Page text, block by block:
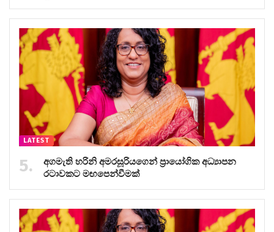
LATEST
අගමැති හරිනි අමරසූරියගෙන් ප්‍රායෝගික අධ්‍යාපන
රටාවකට මඟපෙන්වීමක්